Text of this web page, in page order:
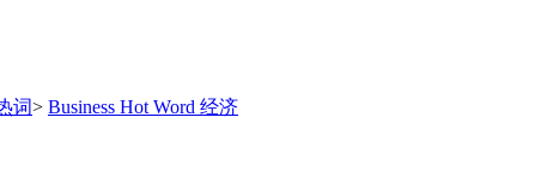
词> Business Hot Word 经济